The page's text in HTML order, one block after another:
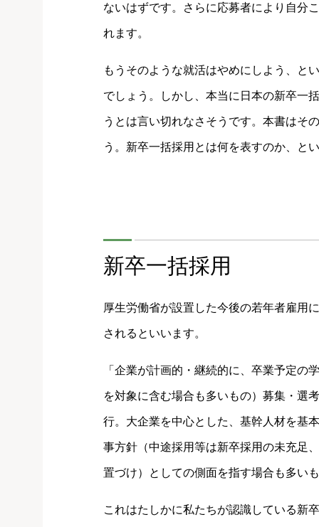
ないはずです。さらに応募者により自分
れます。
もうそのような就活はやめにしよう、と
でしょう。しかし、本当に日本の新卒一
うとは言い切れなさそうです。本書はそ
う。新卒一括採用とは何を表すのか、と
新卒一括採用
厚生労働省が設置した今後の若年者雇用
されるといいます。
「企業が計画的・継続的に、卒業予定の
を対象に含む場合も多いもの）募集・選
行。大企業を中心とした、基幹人材を基
事方針（中途採用等は新卒採用の未充足
置づけ）としての側面を指す場合も多い
これはたしかに私たちが認識している新